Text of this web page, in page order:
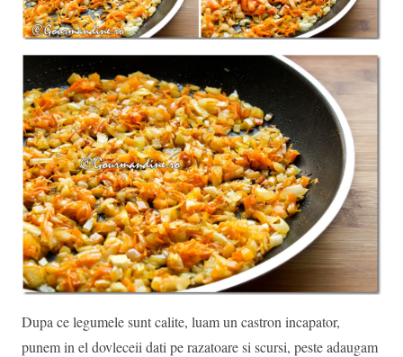
Dupa ce legumele sunt calite, luam un castron incapator,
punem in el dovleceii dati pe razatoare si scursi, peste adaugam